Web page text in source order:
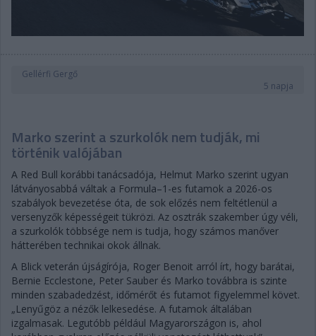
Gellérfi Gergő
5 napja
Marko szerint a szurkolók nem tudják, mi
történik valójában
A Red Bull korábbi tanácsadója, Helmut Marko szerint ugyan
látványosabbá váltak a Formula–1-es futamok a 2026-os
szabályok bevezetése óta, de sok előzés nem feltétlenül a
versenyzők képességeit tükrözi. Az osztrák szakember úgy véli,
a szurkolók többsége nem is tudja, hogy számos manőver
hátterében technikai okok állnak.
A Blick veterán újságírója, Roger Benoit arról írt, hogy barátai,
Bernie Ecclestone, Peter Sauber és Marko továbbra is szinte
minden szabadedzést, időmérőt és futamot figyelemmel követ.
„Lenyűgöz a nézők lelkesedése. A futamok általában
izgalmasak. Legutóbb például Magyarországon is, ahol